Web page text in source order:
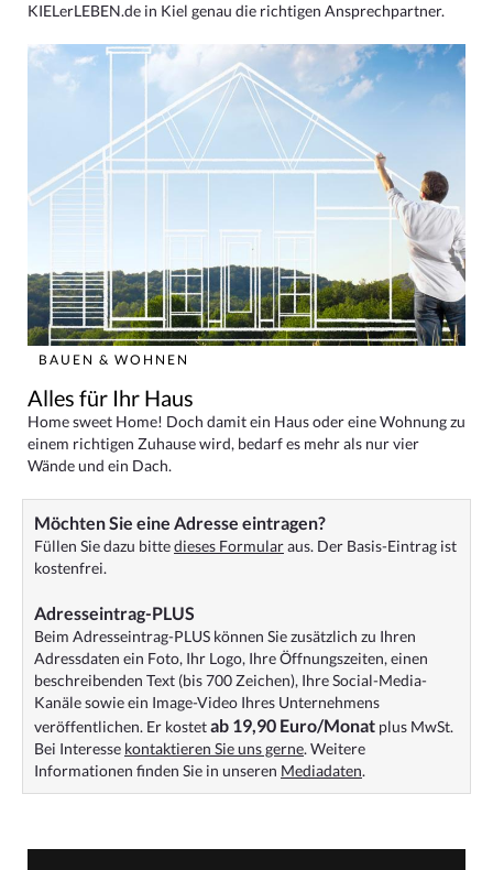
KIELerLEBEN.de in Kiel genau die richtigen Ansprechpartner.
BAUEN & WOHNEN
Alles für Ihr Haus
Home sweet Home! Doch damit ein Haus oder eine Wohnung zu
einem richtigen Zuhause wird, bedarf es mehr als nur vier
Wände und ein Dach.
Möchten Sie eine Adresse eintragen?
Füllen Sie dazu bittedieses Formularaus. Der Basis-Eintrag ist
kostenfrei.
Adresseintrag-PLUS
Beim Adresseintrag-PLUS können Sie zusätzlich zu Ihren
Adressdaten ein Foto, Ihr Logo, Ihre Öffnungszeiten, einen
beschreibenden Text (bis 700 Zeichen), Ihre Social-Media-
Kanäle sowie ein Image-Video Ihres Unternehmens
veröffentlichen. Er kostetab 19,90 Euro/Monat plus MwSt.
Bei Interesse kontaktieren Sie uns gerne. Weitere
Informationen finden Sie in unseren Mediadaten.